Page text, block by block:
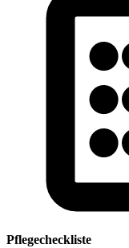
Pflegecheckliste